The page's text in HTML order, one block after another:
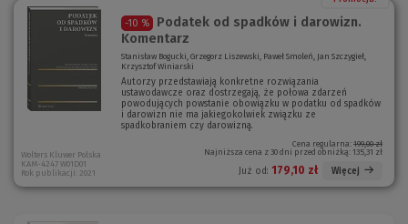
-10 %
Podatek od spadków i darowizn.
Komentarz
Stanisław Bogucki, Grzegorz Liszewski, Paweł Smoleń, Jan Szczygieł,
Krzysztof Winiarski
Autorzy przedstawiają konkretne rozwiązania
ustawodawcze oraz dostrzegają, że połowa zdarzeń
powodujących powstanie obowiązku w podatku od spadków
i darowizn nie ma jakiegokolwiek związku ze
spadkobraniem czy darowizną.
Cena regularna: 199,00 zł
Najniższa cena z 30 dni przed obniżką: 135,31 zł
Już od: 179,10 zł Więcej
Wolters Kluwer Polska
KAM-4247 W01D01
Rok publikacji: 2021